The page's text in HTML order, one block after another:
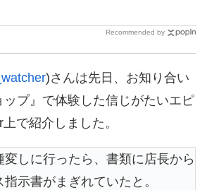
Recommended by
)さんは先日、お知り合い
プ』で体験した信じがたいエピ
で紹介しました。
変しに行ったら、書類に店長から
示書がまぎれていたと。